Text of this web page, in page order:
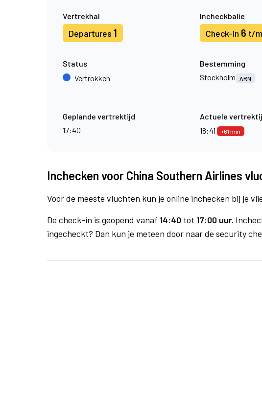
Vertrekhal
Departures 1
Incheckbalie
Check-in 6 t/m
Status
Vertrokken
Bestemming
Stockholm
ARN
Geplande vertrektijd
17:40
Actuele
18:41
+61 min
Inchecken voor China Southern Airlines
Voor de meeste vluchten kun je online inchecken bij je
De check-in is geopend vanaf 14:40 tot 17:00 uur.
ingecheckt? Dan kun je meteen door naar de security